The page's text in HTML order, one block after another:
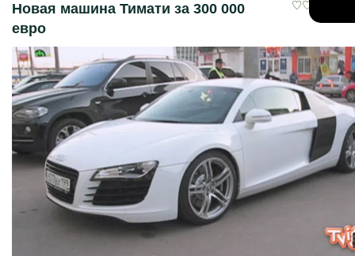
Новая машина Тимати за 300 000
евро